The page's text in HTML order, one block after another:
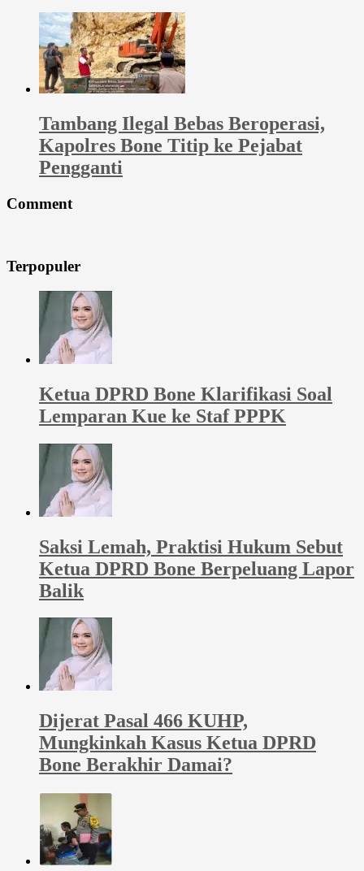
Tambang Ilegal Bebas Beroperasi,
Kapolres Bone Titip ke Pejabat
Pengganti
Comment
Terpopuler
Ketua DPRD Bone Klarifikasi Soal
Lemparan Kue ke Staf PPPK
Saksi Lemah, Praktisi Hukum Sebut
Ketua DPRD Bone Berpeluang Lapor
Balik
Dijerat Pasal 466 KUHP,
Mungkinkah Kasus Ketua DPRD
Bone Berakhir Damai?